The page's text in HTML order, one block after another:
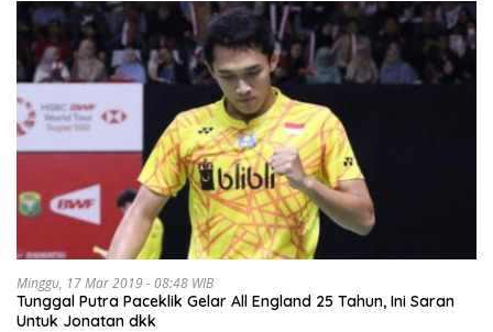
Minggu, 17 Mar 2019 - 08:48 WIB
Tunggal Putra Paceklik Gelar All England 25 Tahun, Ini Saran
Untuk Jonatan dkk